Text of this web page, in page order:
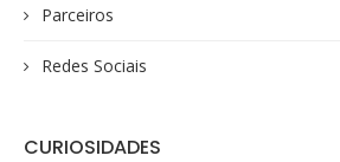
Parceiros
Redes Sociais
CURIOSIDADES